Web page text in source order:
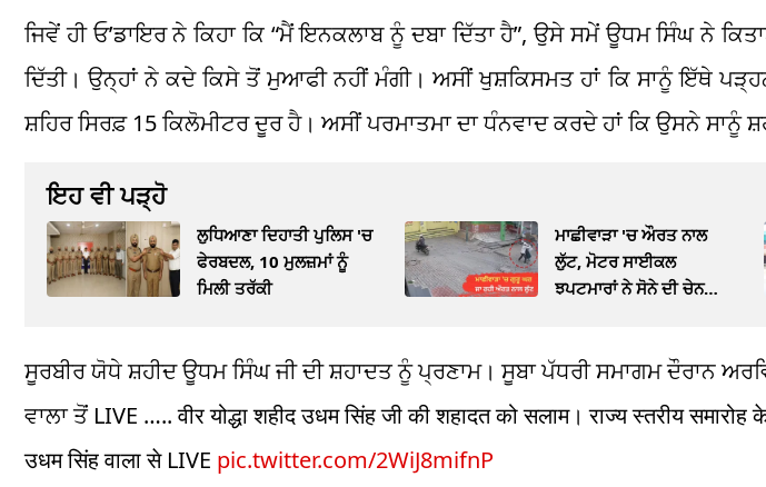
ਜਿਵੇਂ ਹੀ ਓ’ਡਾਇਰ ਨੇ ਕਿਹਾ ਕਿ “ਮੈਂ ਇਨਕਲਾਬ ਨੂੰ ਦਬਾ ਦਿੱਤਾ ਹੈ”, ਉਸੇ ਸਮੇਂ ਊਧਮ ਸਿੰਘ ਨੇ
ਦਿੱਤੀ। ਉਨ੍ਹਾਂ ਨੇ ਕਦੇ ਕਿਸੇ ਤੋਂ ਮੁਆਫੀ ਨਹੀਂ ਮੰਗੀ। ਅਸੀਂ ਖੁਸ਼ਕਿਸਮਤ ਹਾਂ ਕਿ ਸਾਨੂੰ ਇੱਥੇ
ਸ਼ਹਿਰ ਸਿਰਫ਼ 15 ਕਿਲੋਮੀਟਰ ਦੂਰ ਹੈ। ਅਸੀਂ ਪਰਮਾਤਮਾ ਦਾ ਧੰਨਵਾਦ ਕਰਦੇ ਹਾਂ ਕਿ ਉਸਨੇ ਸਾਨੂੰ
ਇਹ ਵੀ ਪੜ੍ਹੋ
ਲੁਧਿਆਣਾ ਦਿਹਾਤੀ ਪੁਲਿਸ 'ਚ
ਫੇਰਬਦਲ, 10 ਮੁਲਜ਼ਮਾਂ ਨੂੰ
ਮਿਲੀ ਤਰੱਕੀ
ਮਾਛੀਵਾੜਾ 'ਚ ਔਰਤ ਨਾਲ
ਲੁੱਟ, ਮੋਟਰ ਸਾਈਕਲ
ਝਪਟਮਾਰਾਂ ਨੇ ਸੋਨੇ ਦੀ ਚੇਨ
ਸੂਰਬੀਰ ਯੋਧੇ ਸ਼ਹੀਦ ਊਧਮ ਸਿੰਘ ਜੀ ਦੀ ਸ਼ਹਾਦਤ ਨੂੰ ਪ੍ਰਣਾਮ। ਸੂਬਾ ਪੱਧਰੀ ਸਮਾਗਮ ਦੌਰਾਨ
ਵਾਲਾ ਤੋਂ LIVE ….. वीर योद्धा शहीद उधम सिंह जी की शहादत को सलाम। राज्य स्तरीय
उधम सिंह वाला से LIVE pic.twitter.com/2WiJ8mifnP